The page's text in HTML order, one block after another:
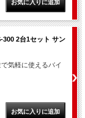
300 2台1セット サン
気軽に使えるバイ